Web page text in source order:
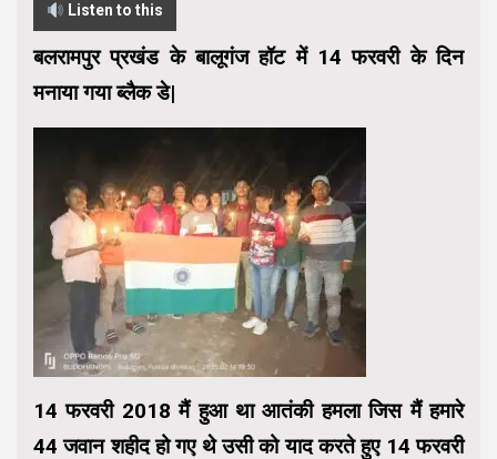
Listen to this
बलरामपुर प्रखंड के बालूगंज हॉट में 14 फरवरी के दिन
मनाया गया ब्लैक डे|
14 फरवरी 2018 मैं हुआ था आतंकी हमला जिस मैं हमारे
44 जवान शहीद हो गए थे उसी को याद करते हुए 14 फरवरी